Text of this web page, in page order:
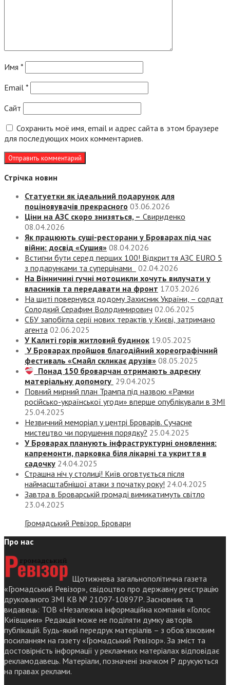
Имя *
Email *
Сайт
Сохранить моё имя, email и адрес сайта в этом браузере
для последующих моих комментариев.
Стрічка новин
Статуетки як ідеальний подарунок для
поціновувачів прекрасного 03.06.2026
Ціни на АЗС скоро знизяться, – Свириденко
08.04.2026
Як працюють суші-ресторани у Броварах під час
війни: досвід «Сушия» 08.04.2026
Встигни бути серед перших 100! Відкриття АЗС EURO 5
з подарунками та суперцінами
02.04.2026
На Вінничині гучні мотоцикли хочуть вилучати у
власників та передавати на фронт 17.03.2026
На щиті повернувся додому Захисник України, – солдат
Солодкий Серафим Володимирович 02.06.2025
СБУ запобігла серії нових терактів у Києві, затримано
агента 02.06.2025
У Калиті горів житловий будинок 19.05.2025
У Броварах пройшов благодійний хореографічний
фестиваль «Смайл скликає друзів» 08.05.2025
Понад 150 броварчан отримають адресну
матеріальну допомогу 29.04.2025
Повний мирний план Трампа під назвою «‎Рамки
російсько-української угоди» вперше опублікували в ЗМІ
25.04.2025
Незвичний меморіал у центрі Броварів. Сучасне
мистецтво чи порушення порядку? 25.04.2025
У Броварах планують інфраструктурні оновлення:
капремонти, парковка біля лікарні та укриття в
садочку 24.04.2025
Страшна ніч у столиці! Київ оговтується після
наймасштабнішої атаки з початку року! 24.04.2025
Завтра в Броварській громаді вимикатимуть світло
23.04.2025
Громадський Ревізор. Бровари
Про нас
Щотижнева загальнополітична газета
«Громадський Ревізор», свідоцтво про державну реєстрацію
друкованого ЗМІ КВ № 21097-10897Р. Засновник та
видавець: ТОВ «Незалежна інформаційна компанія «Голос
Київщини» Редакція може не поділяти думку авторів
публікацій. Будь-який передрук матеріалів – з обов’язковим
посиланням на газету «Громадський Ревізор». За зміст та
достовірність інформації у рекламних матеріалах відповідає
рекламодавець. Матеріали, позначені значком Р друкуються
на правах реклами.